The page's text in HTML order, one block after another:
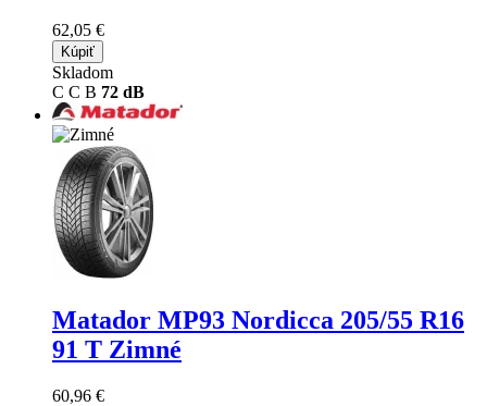
62,05 €
Kúpiť
Skladom
C C B 72 dB
Matador MP93 Nordicca 205/55 R16
91 T Zimné
60,96 €